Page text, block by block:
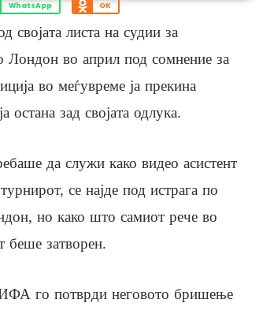
WhatsApp OK
листа на судии за
Лондон во април под сомнение за
во меѓувреме ја прекина
остана зад својата одлука.
да служи како видео асистент
се најде под истрага по
но како што самиот рече во
беше затворен.
го потврди неговото бришење